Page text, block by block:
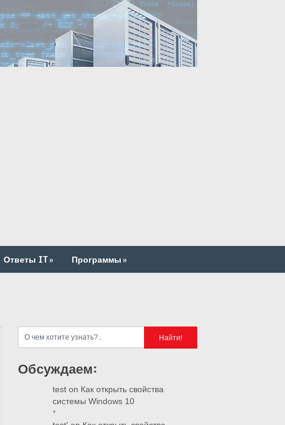
Ответы IT» Программы»
Обсуждаем:
test on Как открыть свойства
системы Windows 10
*